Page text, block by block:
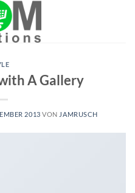
A Gallery
2013 VON JAMRUSCH